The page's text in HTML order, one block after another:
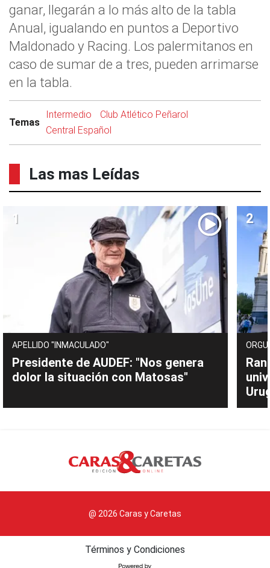
ganar, llegarán a lo más alto de la tabla
Anual, igualando en puntos a Deportivo
Maldonado y Racing. Los palermitanos en
caso de sumar de a tres, pueden arrimarse
en la tabla.
Temas
Intermedio
Club Atlético Peñarol
Central Español
Las mas Leídas
APELLIDO "INMACULADO"
Presidente de AUDEF: "Nos genera
dolor la situación con Matosas"
@ 2026 Caras y Caretas
Términos y Condiciones